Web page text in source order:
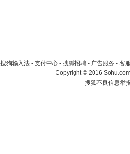
搜狗输入法 - 支付中心 - 搜狐招聘 - 广告服务 - 客
Copyright©2016
搜狐不良信息举